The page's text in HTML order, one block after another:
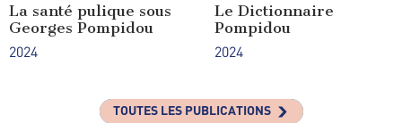
La santé pulique sous
Georges Pompidou
2024
Le Dictionnaire
Pompidou
2024
TOUTES LES PUBLICATIONS